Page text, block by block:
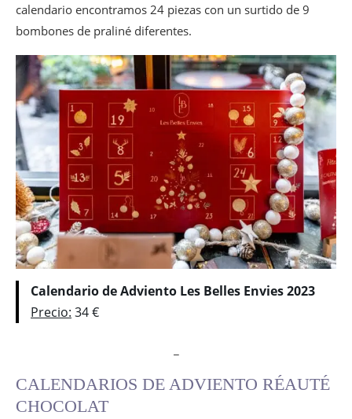
Calendarios de Adviento Révillon
Calendario 2021
Calendarios de Adviento Venchi en Eataly
Paris Marais
Calendario 2021
Calendarios de Adviento La Maison du
Chocolat
Calendario 2021
Calendario 2022
Calendario 2023
Calendario 2024
Calendarios de Adviento Léonidas
Calendarios 2023
Calendarios de Adviento BienManger
Calendario de Adviento de Salchichón
Calendarios de Adviento Sabon
calendario encontramos 24 piezas con un surtido de 9
bombones de praliné diferentes.
Calendario de Adviento Les Belles Envies 2023
Precio: 34 €
CALENDARIOS DE ADVIENTO RÉAUTÉ
CHOCOLAT